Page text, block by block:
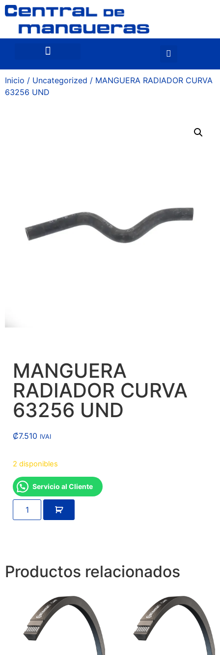
Inicio / Uncategorized / MANGUERA RADIADOR CURVA
63256 UND
MANGUERA
RADIADOR CURVA
63256 UND
₡7.510 IVAI
2 disponibles
Servicio al Cliente
Productos relacionados